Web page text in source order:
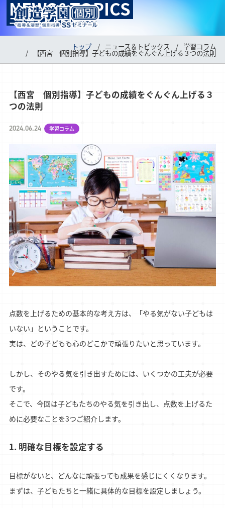
NEWS&TOPICS
ニュース＆トピックス
トップ ニュース＆トピックス 学習コラム
【西宮 個別指導】子どもの成績をぐんぐん上げる３つの法則
【西宮 個別指導】子どもの成績をぐんぐん上げる３
つの法則
2024.06.24 学習コラム
点数を上げるための基本的な考え方は、「やる気がない子どもは
いない」ということです。
実は、どの子どもも心のどこかで頑張りたいと思っています。
しかし、そのやる気を引き出すためには、いくつかの工夫が必要
です。
そこで、今回は子どもたちのやる気を引き出し、点数を上げるた
めに必要なことを3つご紹介します。
1. 明確な目標を設定する
目標がないと、どんなに頑張っても成果を感じにくくなります。
まずは、子どもたちと一緒に具体的な目標を設定しましょう。